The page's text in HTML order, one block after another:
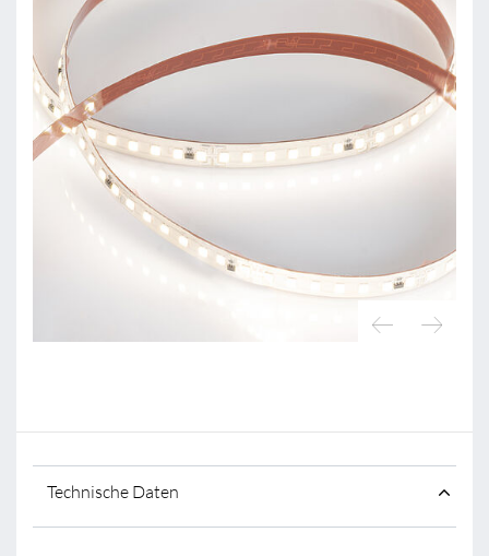
Technische Daten